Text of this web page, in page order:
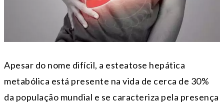
Apesar do nome difícil, a esteatose hepática
metabólica está presente na vida de cerca de 30%
da população mundial e se caracteriza pela presença